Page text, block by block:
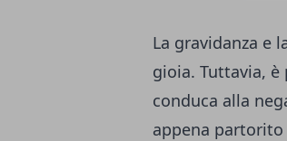
La gravidanza e
gioia. Tuttavia,
conduca alla
appena